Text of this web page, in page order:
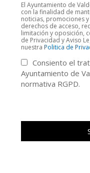
El Ayuntamiento de
con la finalidad de
noticias, promociones
derechos de acceso,
limitación y oposición,
de Privacidad y Aviso
nuestra Politica de
Consiento el
Ayuntamiento de
normativa RGPD.